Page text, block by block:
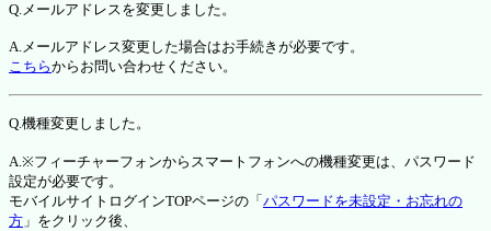
Q.メールアドレスを変更しました。
A.メールアドレス変更した場合はお手続きが必要です。
こちらからお問い合わせください。
Q.機種変更しました。
A.※フィーチャーフォンからスマートフォンへの機種変更は、パスワード
設定が必要です。
モバイルサイトログインTOPページの「 パスワードを未設定・お忘れの
方 」をクリック後、